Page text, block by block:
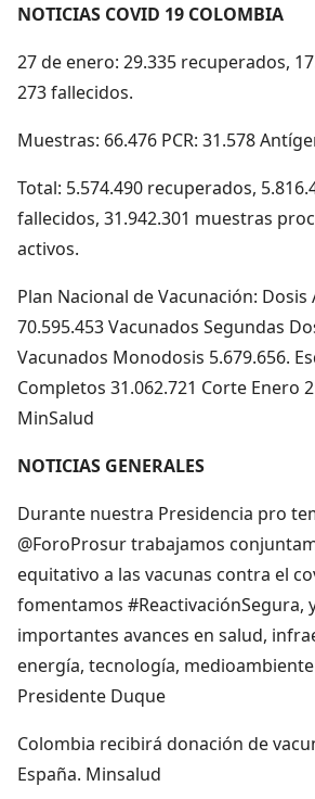
NOTICIAS COVID 19 COLOMBIA
27 de enero: 29.335 recuperados,
273 fallecidos.
Muestras: 66.476 PCR: 31.578
Total: 5.574.490 recuperados,
fallecidos, 31.942.301 muestras
activos.
Plan Nacional de Vacunación: Dosis
70.595.453 Vacunados Segundas
Vacunados Monodosis 5.679.656.
Completos 31.062.721 Corte Enero
MinSalud
NOTICIAS GENERALES
Durante nuestra Presidencia pro
@ForoProsur trabajamos
equitativo a las vacunas contra el
fomentamos #ReactivaciónSegura,
importantes avances en salud,
energía, tecnología,
Presidente Duque
Colombia recibirá donación de
España. Minsalud